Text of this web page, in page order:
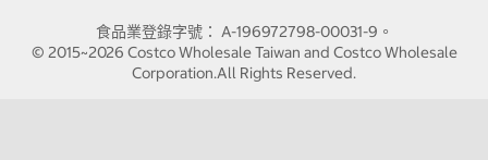
食品業登錄字號： A-196972798-00031-9。
© 2015~2026 Costco Wholesale Taiwan and Costco Wholesale
Corporation.All Rights Reserved.